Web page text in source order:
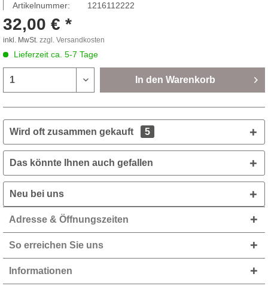
Artikelnummer:
1216112222
32,00 € *
inkl. MwSt. zzgl. Versandkosten
Lieferzeit ca. 5-7 Tage
In den Warenkorb
Wird oft zusammen gekauft 5
Das könnte Ihnen auch gefallen
Neu bei uns
Adresse & Öffnungszeiten
So erreichen Sie uns
Informationen